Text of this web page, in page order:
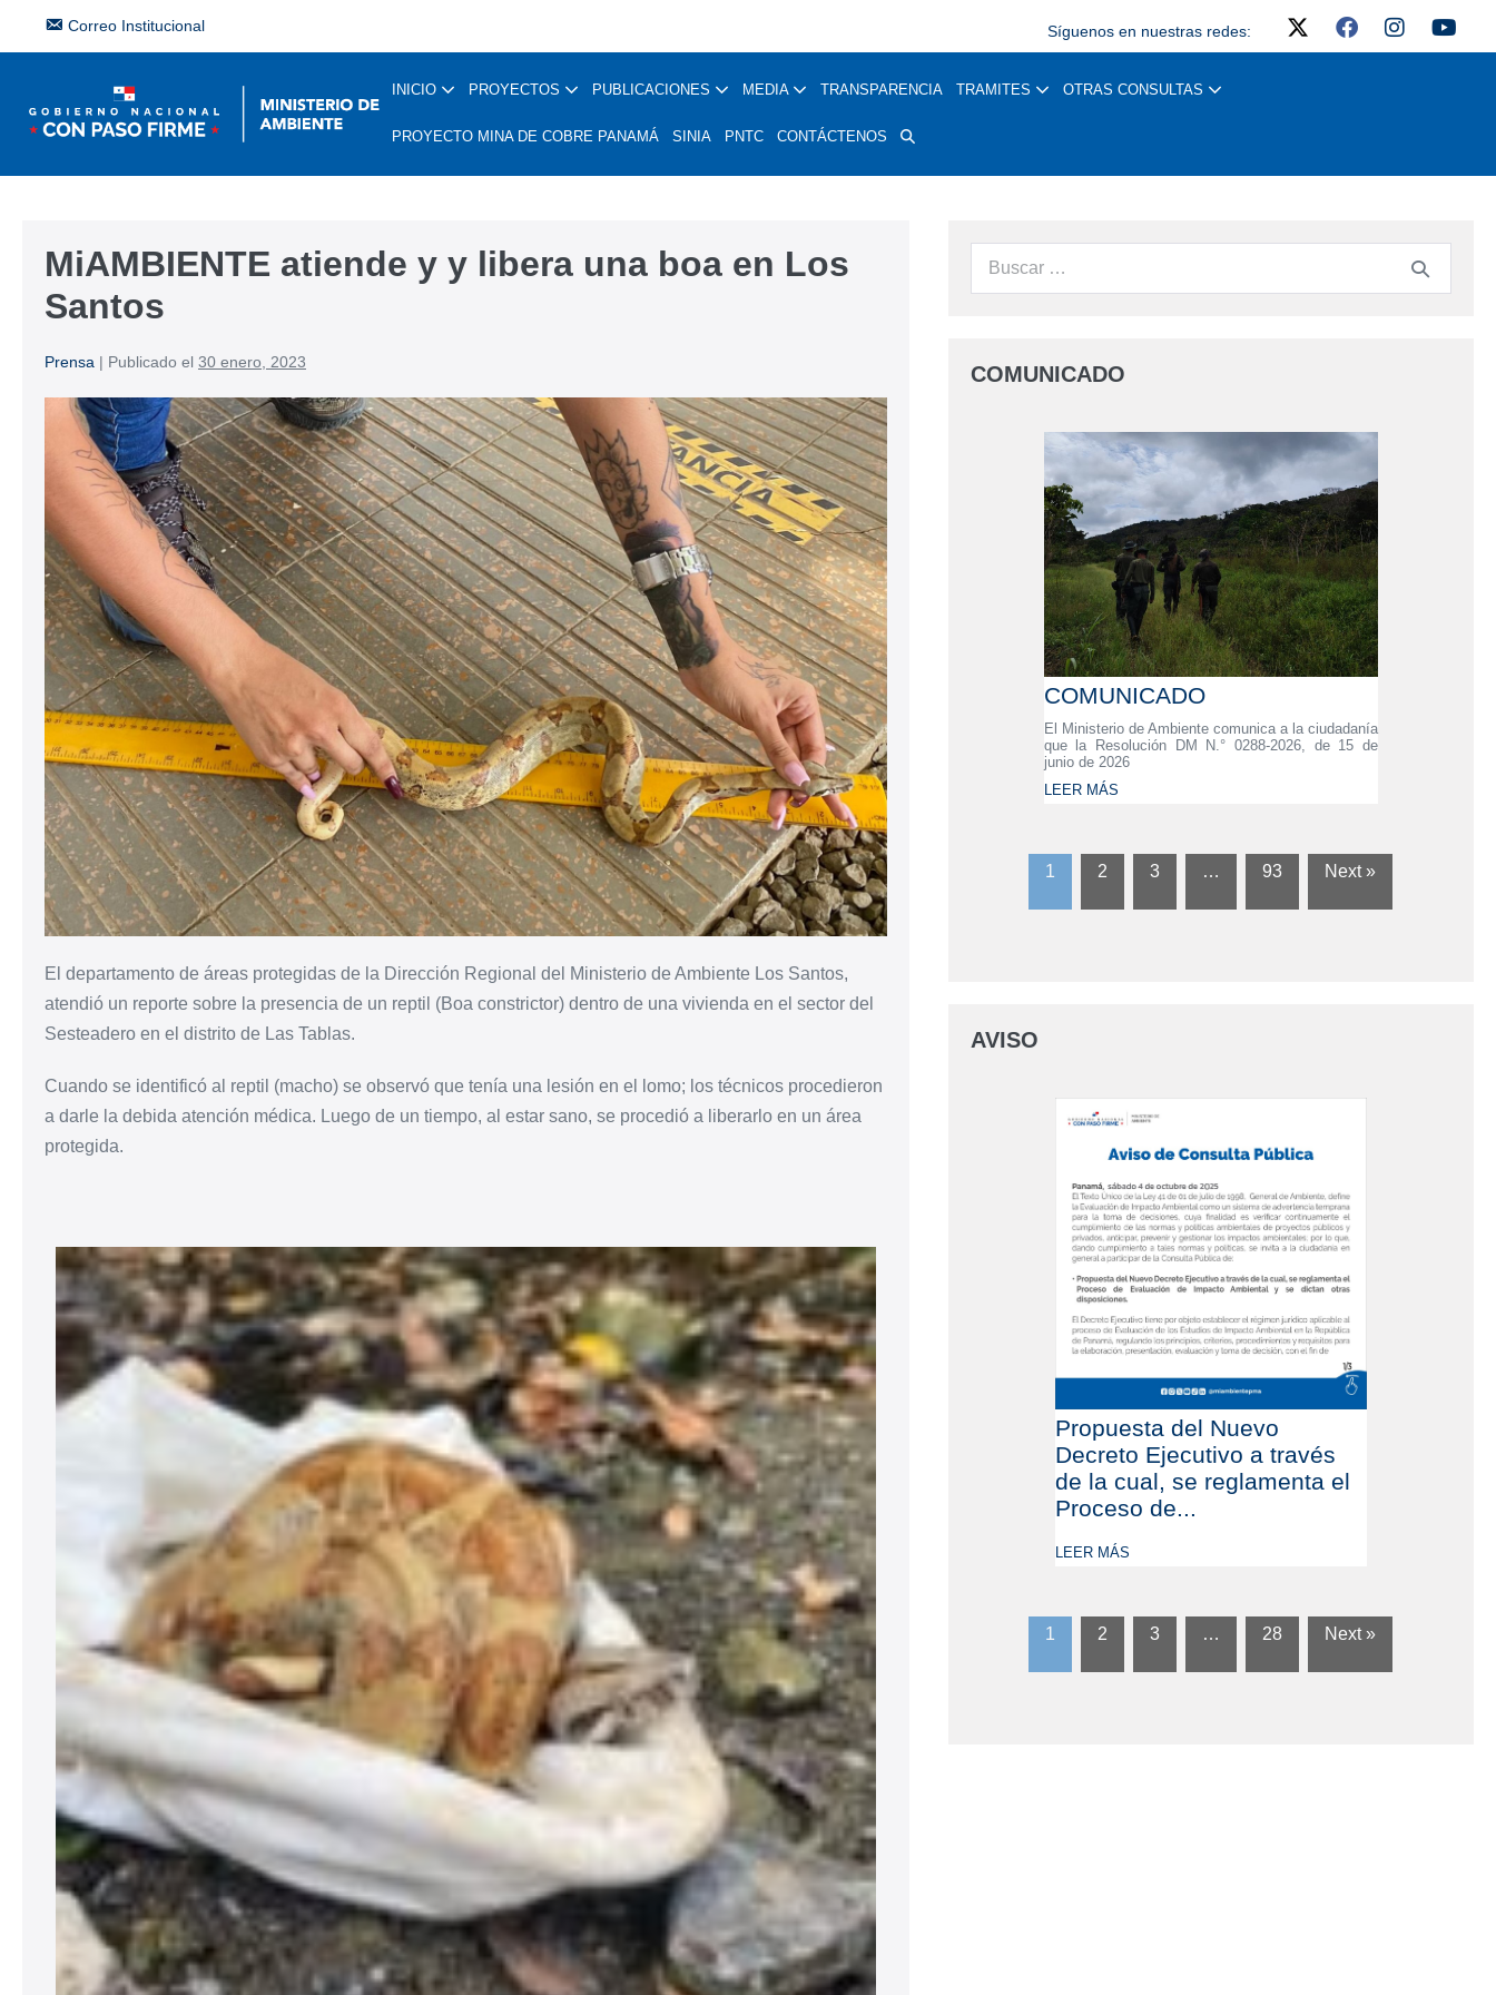
Correo Institucional Síguenos en nuestras redes:
INICIO PROYECTOS PUBLICACIONES MEDIA TRANSPARENCIA TRAMITES OTRAS CONSULTAS
PROYECTO MINA DE COBRE PANAMÁ SINIA PNTC CONTÁCTENOS
MiAMBIENTE atiende y y libera una boa en Los
Santos
Prensa | Publicado el 30 enero, 2023
El departamento de áreas protegidas de la Dirección Regional del Ministerio de Ambiente Los Santos,
atendió un reporte sobre la presencia de un reptil (Boa constrictor) dentro de una vivienda en el sector del
Sesteadero en el distrito de Las Tablas.
Cuando se identificó al reptil (macho) se observó que tenía una lesión en el lomo; los técnicos procedieron
a darle la debida atención médica. Luego de un tiempo, al estar sano, se procedió a liberarlo en un área
protegida.
COMUNICADO
COMUNICADO
El Ministerio de Ambiente comunica a la ciudadanía
que la Resolución DM N.° 0288-2026, de 15 de
junio de 2026
LEER MÁS
1 2 3 … 93 Next »
AVISO
Propuesta del Nuevo
Decreto Ejecutivo a través
de la cual, se reglamenta el
Proceso de...
LEER MÁS
1 2 3 … 28 Next »